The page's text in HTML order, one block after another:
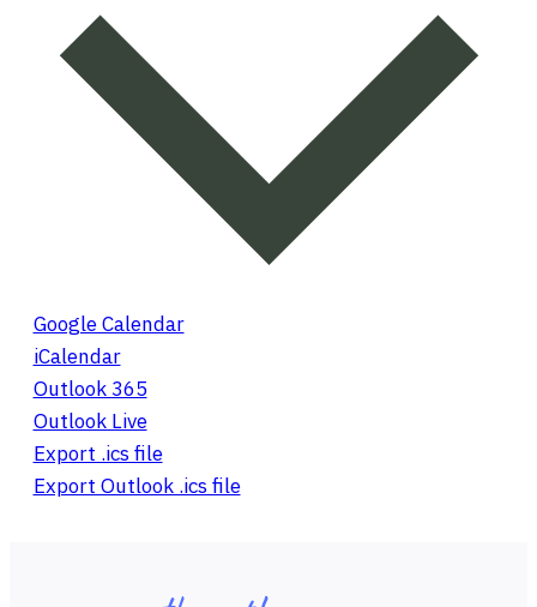
Google Calendar
iCalendar
Outlook 365
Outlook Live
Export .ics file
Export Outlook .ics file